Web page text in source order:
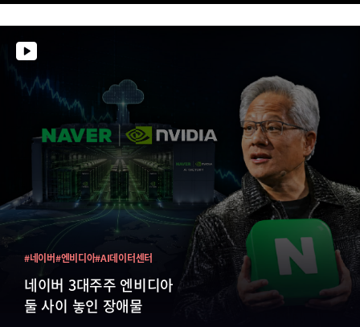
네이버 3대주주 엔비디아
둘 사이 놓인 장애물
#네이버#엔비디아#AI데이터센터